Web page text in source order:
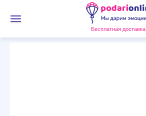
Бесплатная доставка